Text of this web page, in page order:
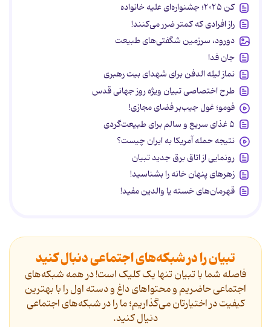
کن ۲۰۲۵؛ جشنواره‌ای علیه خانواده
راز افرادی که کمتر ضرر می‌کنند!
دورود، سرزمین شگفتی‌های طبیعت
جان فدا
نماز لیله الدفن برای شهدای بیت رهبری
طرح اختصاصی تبیان ویژه روز جهانی قدس
فومو؛ غول جیب‌بر فضای مجازی!
۵ غذای سریع و سالم برای طبیعت‌گردی
نتیجه حمله آمریکا به ایران چیست؟
رونمایی از اتاق برق جدید تبیان
زهرهای پنهان خانه را بشناسید!
قهرمان‌های خسته یا والدین مفید!
تبیان را در شبکه‌های اجتماعی دنبال کنید
فاصله شما با تبیان تنها یک کلیک است! در همه شبکه‌های
اجتماعی حاضریم و محتواهای داغ و دسته اول را با بهترین
کیفیت در اختیارتان می‌گذاریم؛ ما را در شبکه‌های اجتماعی
دنیال کنید.